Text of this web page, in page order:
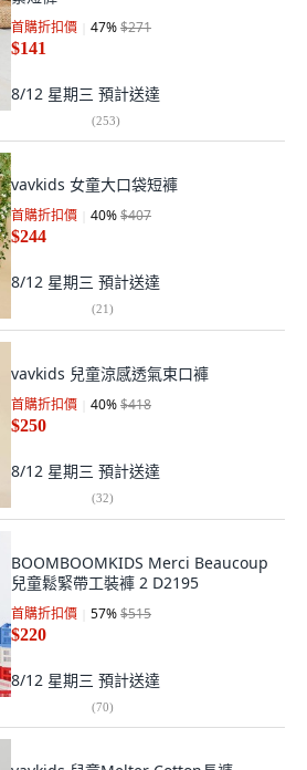
首購折扣價 47%$271
$141
8/12 星期三 預計送達
(253)
vavkids 女童大口袋短褲
首購折扣價 40%$407
$244
8/12 星期三 預計送達
(21)
vavkids 兒童涼感透氣束口褲
首購折扣價 40%$418
$250
8/12 星期三 預計送達
(32)
BOOMBOOMKIDS Merci Beaucoup
兒童鬆緊帶工裝褲 2 D2195
首購折扣價 57%$515
$220
8/12 星期三 預計送達
(70)